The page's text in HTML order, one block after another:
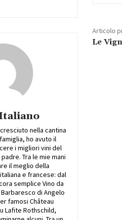
nella cantina
ho avuto il
i migliori vini del
Tra le mie mani
il meglio della
e francese: dal
semplice Vino da
di Angelo
famosi Château
Lafite Rothschild,
Articolo
Le